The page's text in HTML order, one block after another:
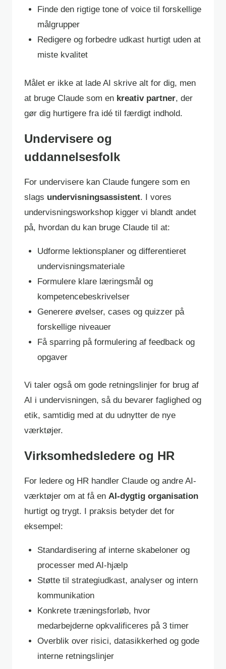
Finde den rigtige tone of voice til forskellige
målgrupper
Redigere og forbedre udkast hurtigt uden at
miste kvalitet
Målet er ikke at lade AI skrive alt for dig, men
at bruge Claude som en kreativ partner, der
gør dig hurtigere fra idé til færdigt indhold.
Undervisere og
uddannelsesfolk
For undervisere kan Claude fungere som en
slags undervisningsassistent. I vores
undervisningsworkshop kigger vi blandt andet
på, hvordan du kan bruge Claude til at:
Udforme lektionsplaner og differentieret
undervisningsmateriale
Formulere klare læringsmål og
kompetencebeskrivelser
Generere øvelser, cases og quizzer på
forskellige niveauer
Få sparring på formulering af feedback og
opgaver
Vi taler også om gode retningslinjer for brug af
AI i undervisningen, så du bevarer faglighed og
etik, samtidig med at du udnytter de nye
værktøjer.
Virksomhedsledere og HR
For ledere og HR handler Claude og andre AI-
værktøjer om at få en AI-dygtig organisation
hurtigt og trygt. I praksis betyder det for
eksempel:
Standardisering af interne skabeloner og
processer med AI-hjælp
Støtte til strategiudkast, analyser og intern
kommunikation
Konkrete træningsforløb, hvor
medarbejderne opkvalificeres på 3 timer
Overblik over risici, datasikkerhed og gode
interne retningslinjer